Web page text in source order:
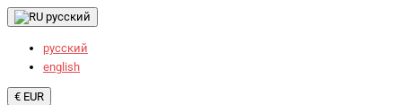
русский
русский
english
€ EUR